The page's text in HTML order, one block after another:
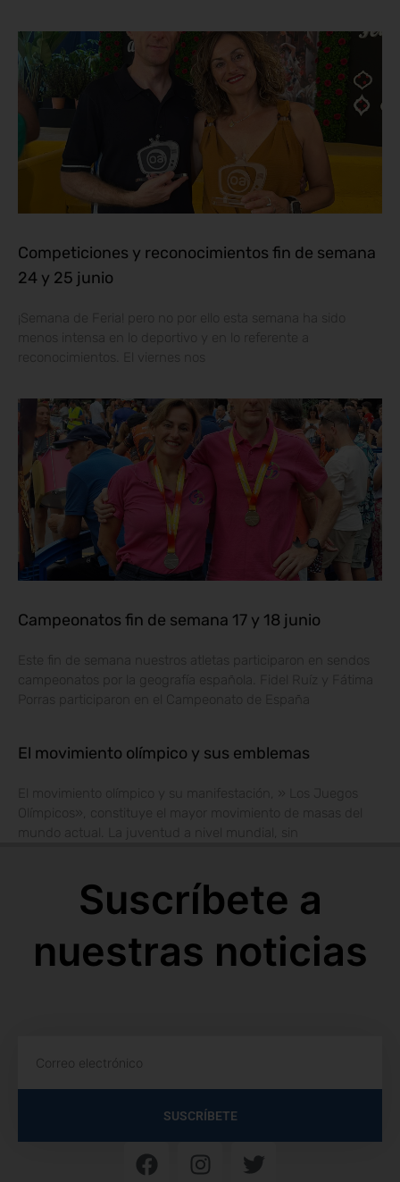
Competiciones y reconocimientos fin de semana
24 y 25 junio
¡Semana de Feria! pero no por ello esta semana ha sido
menos intensa en lo deportivo y en lo referente a
Campeonatos fin de semana 17 y 18 junio
Este fin de semana nuestros atletas participaron en sendos
campeonatos por la geografía española. Fidel Ruíz y Fátima
Porras participaron en el Campeonato de España
El movimiento olímpico y sus emblemas
El movimiento olímpico y su manifestación, » Los Juegos
Olímpicos», constituye el mayor movimiento de masas del
mundo actual. La juventud a nivel mundial, sin
Suscríbete a
nuestras noticias
SUSCRÍBETE